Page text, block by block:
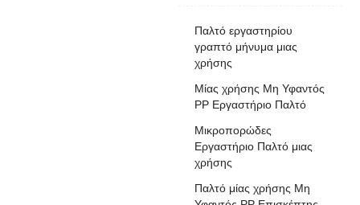
Παλτό εργαστηρίου
γραπτό μήνυμα μιας
χρήσης
Μίας χρήσης Μη Υφαντός
PP Εργαστήριο Παλτό
Μικροπορώδες
Εργαστήριο Παλτό μιας
χρήσης
Παλτό μίας χρήσης Μη